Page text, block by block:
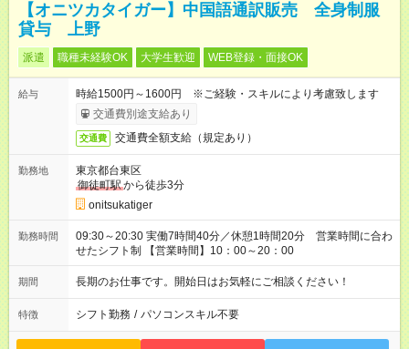
【オニツカタイガー】中国語通訳販売 全身制服
貸与 上野
派遣 職種未経験OK 大学生歓迎 WEB登録・面接OK
給与
時給1500円～1600円 ※ご経験・スキルにより考慮致します
交通費別途支給あり
交通費 交通費全額支給（規定あり）
勤務地
東京都台東区
御徒町駅から徒歩3分
onitsukatiger
勤務時間
09:30～20:30 実働7時間40分／休憩1時間20分 営業時間に合わ
せたシフト制 【営業時間】10：00～20：00
期間 長期のお仕事です。開始日はお気軽にご相談ください！
特徴 シフト勤務 / パソコンスキル不要